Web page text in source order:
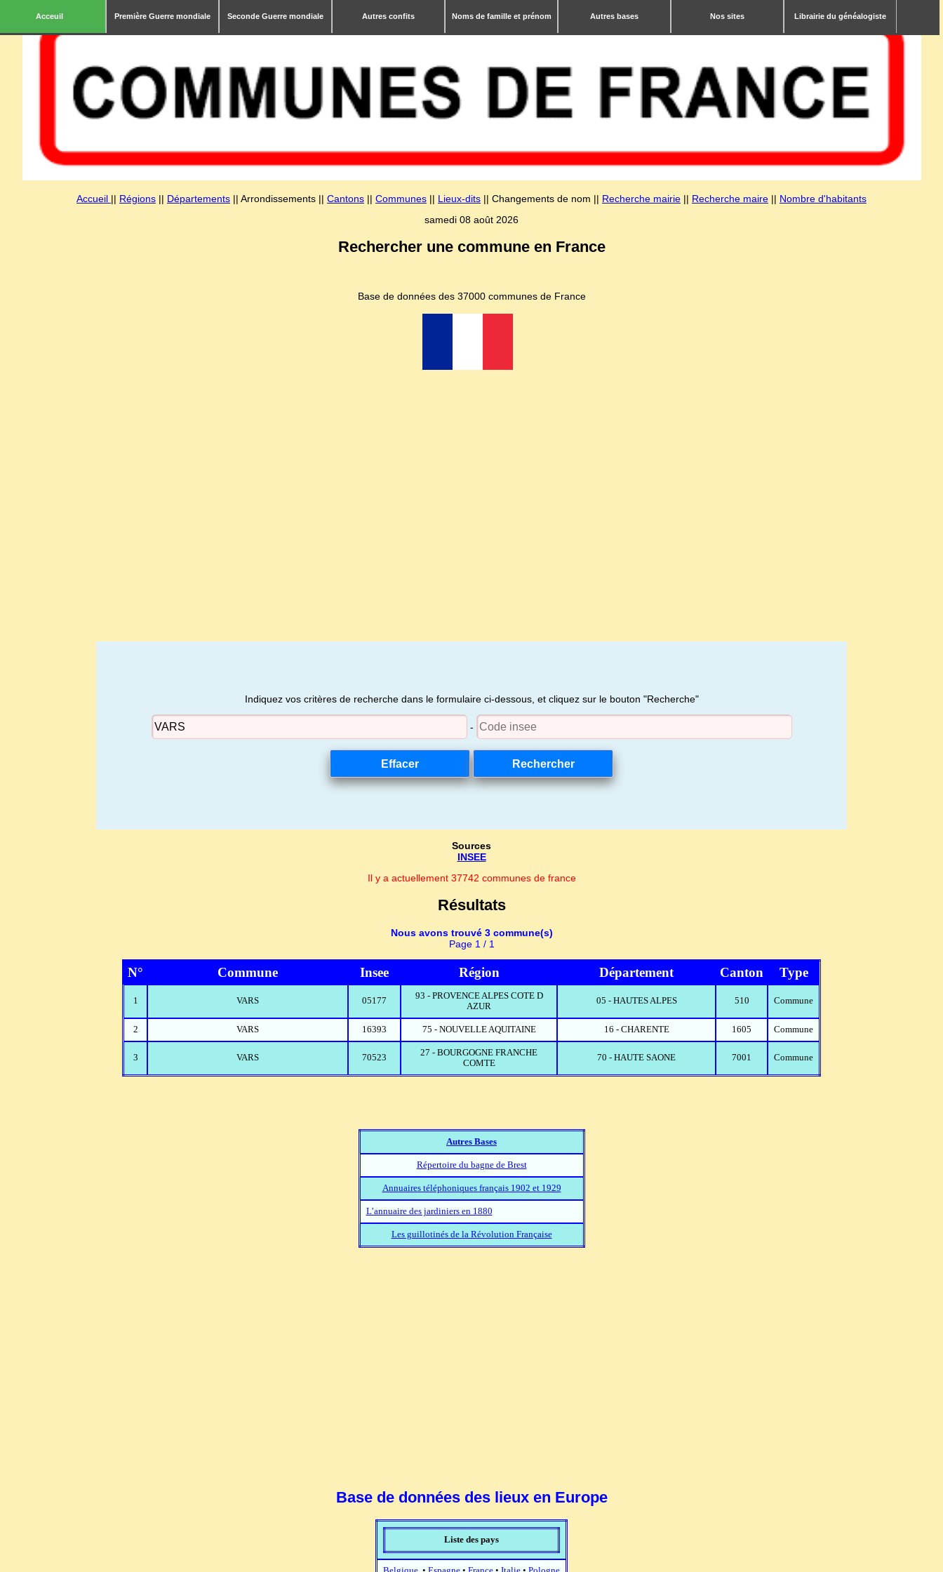
Acceuil Première Guerre mondiale Seconde Guerre mondiale Autres confits Noms de famille et prénom Autres bases Nos sites Librairie du généalogiste
Accueil || Régions || Départements || Arrondissements || Cantons || Communes || Lieux-dits || Changements de nom || Recherche mairie || Recherche maire || Nombre d'habitants
samedi 08 août 2026
Rechercher une commune en France
Base de données des 37000 communes de France
Indiquez vos critères de recherche dans le formulaire ci-dessous, et cliquez sur le bouton "Recherche"
-
Sources
INSEE
Il y a actuellement 37742 communes de france
Résultats
Nous avons trouvé 3 commune(s)
Page 1 / 1
N° Commune Insee Région Département Canton Type
1 VARS 05177
93 - PROVENCE ALPES COTE D
AZUR
05 - HAUTES ALPES 510 Commune
2 VARS 16393 75 - NOUVELLE AQUITAINE 16 - CHARENTE 1605 Commune
3 VARS 70523
27 - BOURGOGNE FRANCHE
COMTE
70 - HAUTE SAONE 7001 Commune
Autres Bases
Répertoire du bagne de Brest
Annuaires téléphoniques français 1902 et 1929
L’annuaire des jardiniers en 1880
Les guillotinés de la Révolution Française
Base de données des lieux en Europe
Liste des pays